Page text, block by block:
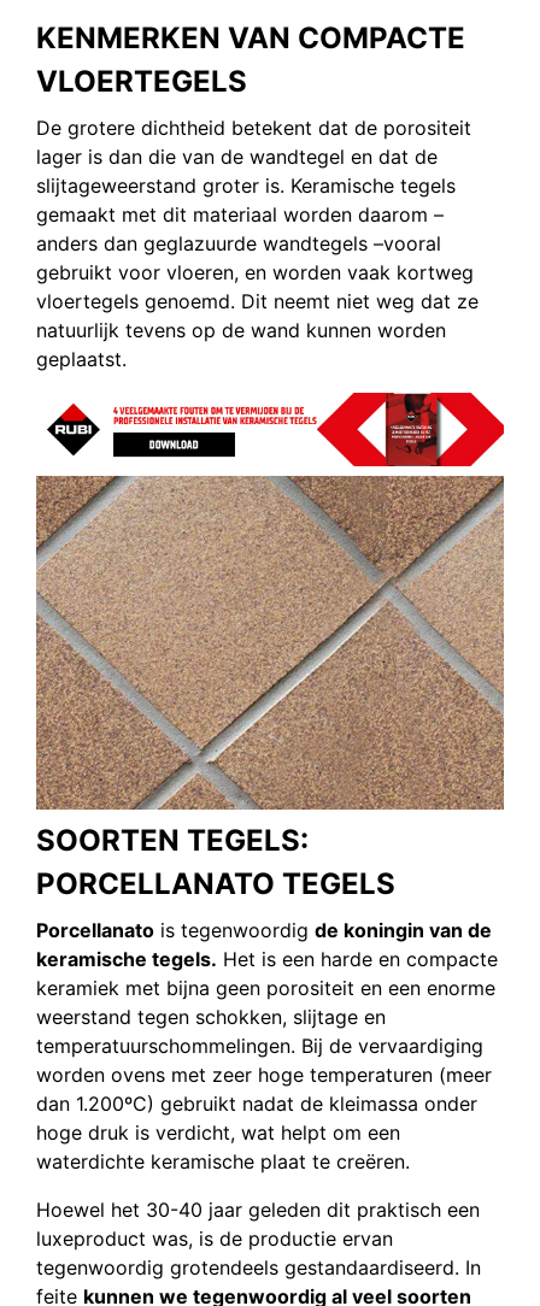
KENMERKEN VAN COMPACTE
VLOERTEGELS
De grotere dichtheid betekent dat de porositeit
lager is dan die van de wandtegel en dat de
slijtageweerstand groter is. Keramische tegels
gemaakt met dit materiaal worden daarom –
anders dan geglazuurde wandtegels –vooral
gebruikt voor vloeren, en worden vaak kortweg
vloertegels genoemd. Dit neemt niet weg dat ze
natuurlijk tevens op de wand kunnen worden
geplaatst.
SOORTEN TEGELS:
PORCELLANATO TEGELS
Porcellanato is tegenwoordig de koningin van de
keramische tegels. Het is een harde en compacte
keramiek met bijna geen porositeit en een enorme
weerstand tegen schokken, slijtage en
temperatuurschommelingen. Bij de vervaardiging
worden ovens met zeer hoge temperaturen (meer
dan 1.200ºC) gebruikt nadat de kleimassa onder
hoge druk is verdicht, wat helpt om een
waterdichte keramische plaat te creëren.
Hoewel het 30-40 jaar geleden dit praktisch een
luxeproduct was, is de productie ervan
tegenwoordig grotendeels gestandaardiseerd. In
feite kunnen we tegenwoordig al veel soorten